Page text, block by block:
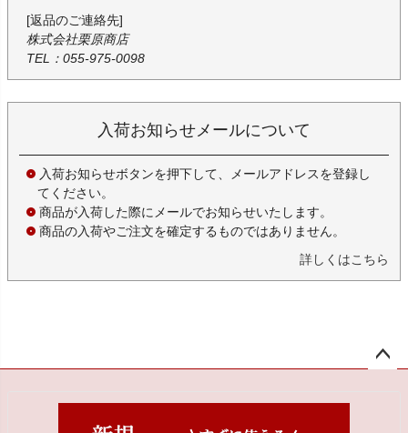
[返品のご連絡先]
株式会社栗原商店
TEL：055-975-0098
入荷お知らせメールについて
入荷お知らせボタンを押下して、メールアドレスを登録し
てください。
商品が入荷した際にメールでお知らせいたします。
商品の入荷やご注文を確定するものではありません。
詳しくはこちら